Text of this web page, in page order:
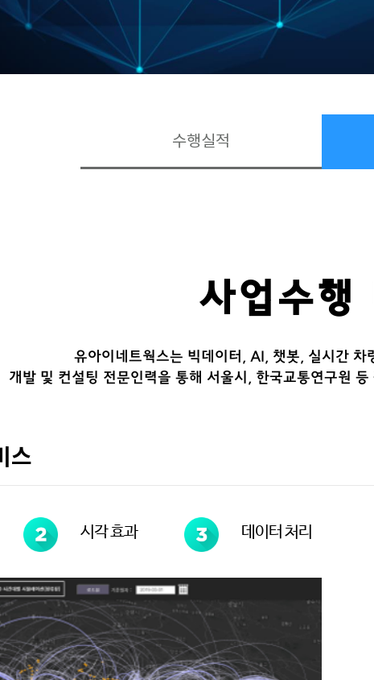
수행실적
사업수행
유아이네트웍스는 빅데이터, AI, 챗봇, 실시간 차
개발 및 컨설팅 전문인력을 통해 서울시, 한국교통연구원
스
시각 효과 데이터 처리